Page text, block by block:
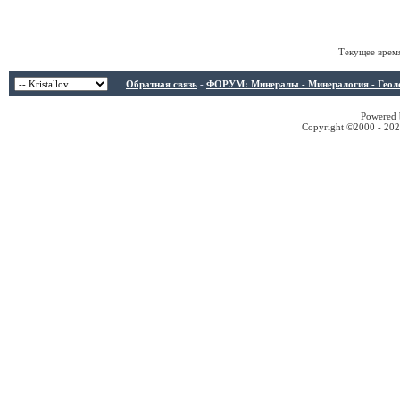
Текущее
Обратная связь - ФОРУМ: Минералы - Минералогия -
Copyright ©2000 -